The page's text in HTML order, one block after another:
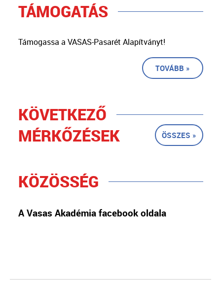
TÁMOGATÁS
Támogassa a VASAS-Pasarét Alapítványt!
TOVÁBB »
KÖVETKEZŐ
MÉRKŐZÉSEK
ÖSSZES »
KÖZÖSSÉG
A Vasas Akadémia facebook oldala